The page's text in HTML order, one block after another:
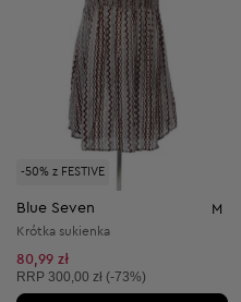
-50% z FESTIVE
Blue Seven M
Krótka sukienka
80,99 zł
Cena sugerowana:
RRP 300,00 zł (-73%)